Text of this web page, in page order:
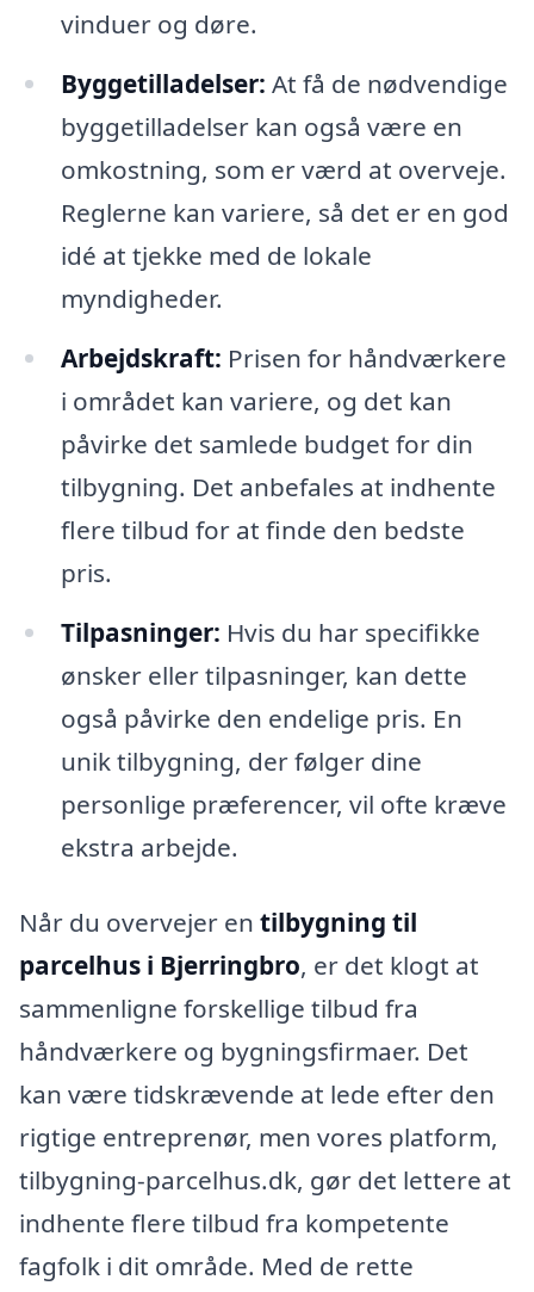
vinduer og døre.
Byggetilladelser: At få de nødvendige
byggetilladelser kan også være en
omkostning, som er værd at overveje.
Reglerne kan variere, så det er en god
idé at tjekke med de lokale
myndigheder.
Arbejdskraft: Prisen for håndværkere
i området kan variere, og det kan
påvirke det samlede budget for din
tilbygning. Det anbefales at indhente
flere tilbud for at finde den bedste
pris.
Tilpasninger: Hvis du har specifikke
ønsker eller tilpasninger, kan dette
også påvirke den endelige pris. En
unik tilbygning, der følger dine
personlige præferencer, vil ofte kræve
ekstra arbejde.
Når du overvejer en tilbygning til
parcelhus i Bjerringbro, er det klogt at
sammenligne forskellige tilbud fra
håndværkere og bygningsfirmaer. Det
kan være tidskrævende at lede efter den
rigtige entreprenør, men vores platform,
tilbygning-parcelhus.dk, gør det lettere at
indhente flere tilbud fra kompetente
fagfolk i dit område. Med de rette